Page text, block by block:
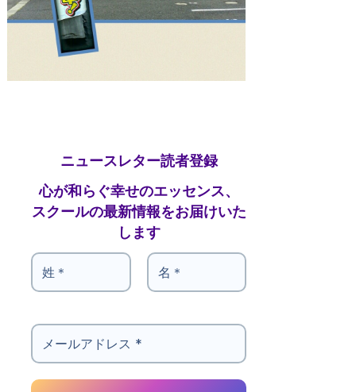
ニュースレター読者登録
心が和らぐ幸せのエッセンス、
スクールの最新情報をお届けいた
します